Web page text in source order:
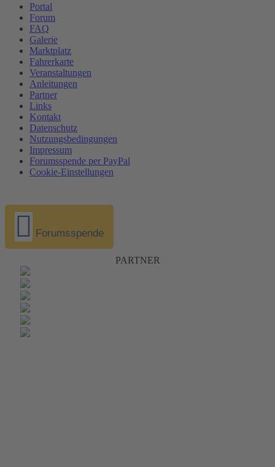
Portal
Forum
FAQ
Galerie
Marktplatz
Fahrerkarte
Veranstaltungen
Anleitungen
Partner
Links
Kontakt
Datenschutz
Nutzungsbedingungen
Impressum
Forumsspende per PayPal
Cookie-Einstellungen
Forumsspende
PARTNER